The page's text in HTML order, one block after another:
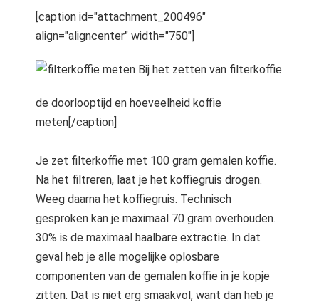
[caption id="attachment_200496"
align="aligncenter" width="750"]
Bij het zetten van filterkoffie
de doorlooptijd en hoeveelheid koffie
meten[/caption]
Je zet filterkoffie met 100 gram gemalen koffie.
Na het filtreren, laat je het koffiegruis drogen.
Weeg daarna het koffiegruis. Technisch
gesproken kan je maximaal 70 gram overhouden.
30% is de maximaal haalbare extractie. In dat
geval heb je alle mogelijke oplosbare
componenten van de gemalen koffie in je kopje
zitten. Dat is niet erg smaakvol, want dan heb je